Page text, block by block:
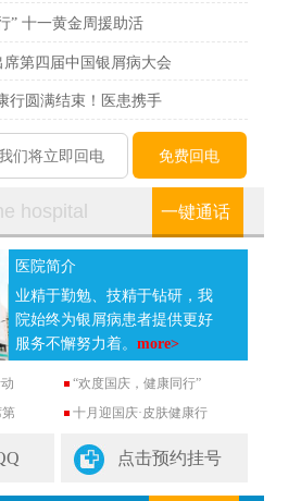
” 十一黄金周援助活
第四届中国银屑病大会
行圆满结束！医患携手
hospital 一键通话
医院简介
业精于勤勉、技精于钻研，我
院始终为银屑病患者提供更好
服务不懈努力着。more>
“欢度国庆，健康同行”
十月迎国庆·皮肤健康行
点击预约挂号